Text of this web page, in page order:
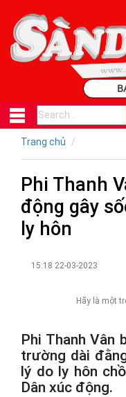
Trang chủ
Phi Thanh
động gây
ly hôn
15:18 22-03-2023
Hãy là một
Phi Thanh Vân
trường dài
lý do ly hôn
Dân xúc động.